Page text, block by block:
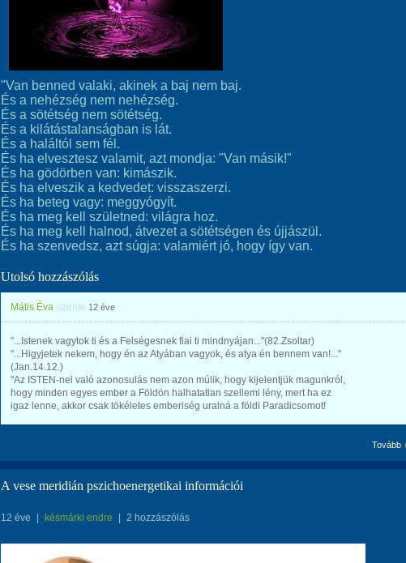
"Van benned valaki, akinek a baj nem baj.
És a nehézség nem nehézség.
És a sötétség nem sötétség.
És a kilátástalanságban is lát.
És a haláltól sem fél.
És ha elvesztesz valamit, azt mondja: "Van másik!"
És ha gödörben van: kimászik.
És ha elveszik a kedvedet: visszaszerzi.
És ha beteg vagy: meggyógyít.
És ha meg kell születned: világra hoz.
És ha meg kell halnod, átvezet a sötétségen és újjászül.
És ha szenvedsz, azt súgja: valamiért jó, hogy így van.
Utolsó hozzászólás
Mátis Éva üzente 12 éve
"...Istenek vagytok ti és a Felségesnek fiai ti mindnyájan..."(82.Zsoltar)
"...Higyjetek nekem, hogy én az Atyában vagyok, és atya én bennem van!..."
(Jan.14.12.)
"Az ISTEN-nel való azonosulás nem azon múlik, hogy kijelentjük magunkról,
hogy minden egyes ember a Földön halhatatlan szellemi lény, mert ha ez
igaz lenne, akkor csak tökéletes emberiség uralná a földi Paradicsomot!
Tovább
A vese meridián pszichoenergetikai információi
12 éve késmárki endre 2 hozzászólás